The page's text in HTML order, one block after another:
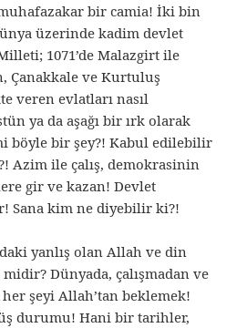
bir camia! İki bin
üzerinde kadim devlet
1071’de Malazgirt ile
Çanakkale ve Kurtuluş
veren evlatları nasıl
ya da aşağı bir ırk olarak
böyle bir şey?! Kabul edilebilir
Azim ile çalış, demokrasinin
gir ve kazan! Devlet
Sana kim ne diyebilir ki?!
yanlış olan Allah ve din
midir? Dünyada, çalışmadan ve
şeyi Allah’tan beklemek!
durumu! Hani bir tarihler,